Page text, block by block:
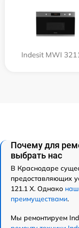
Indesit MWI
Почему для
выбрать нас
В Краснодаре
предоставляющих
121.1 X. Однако наш
преимуществами.
Мы ремонтируем